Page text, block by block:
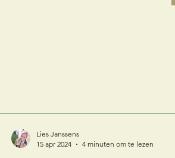
Lies Janssens
15 apr 2024
4 minuten om te lezen